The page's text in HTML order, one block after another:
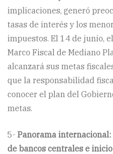
implicaciones, generó
tasas de interés y los
impuestos. El 14 de junio,
Marco Fiscal de Mediano
alcanzará sus metas
que la responsabilidad
conocer el plan del
metas.
5- Panorama
de bancos centrales e